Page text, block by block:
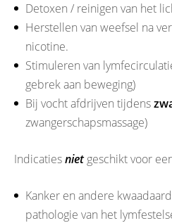
Detoxen / reinigen van het
Herstellen van weefsel na
nicotine.
Stimuleren van
gebrek aan beweging)
Bij vocht afdrijven tijdens
zwangerschapsmassage)
Indicatiesnietgeschikt voor
Kanker en andere
pathologie van het